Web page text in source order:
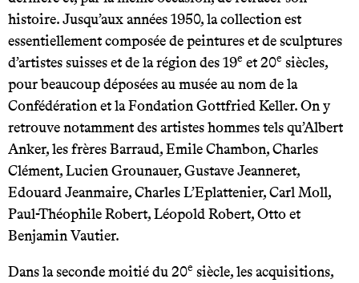
histoire. Jusqu’aux années 1950, la collection est
essentiellement composée de peintures et de sculptures
d’artistes suisses et de la région des 19e et 20e siècles,
pour beaucoup déposées au musée au nom de la
Confédération et la Fondation Gottfried Keller. On y
retrouve notamment des artistes hommes tels qu’Albert
Anker, les frères Barraud, Emile Chambon, Charles
Clément, Lucien Grounauer, Gustave Jeanneret,
Edouard Jeanmaire, Charles L’Eplattenier, Carl Moll,
Paul-Théophile Robert, Léopold Robert, Otto et
Benjamin Vautier.
Dans la seconde moitié du 20e siècle, les acquisitions,